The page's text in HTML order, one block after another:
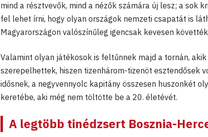
mind a résztvevők, mind a nézők számára új lesz; a
fel lehet írni, hogy olyan országok nemzeti csapatát is
Magyarországon valószínűleg igencsak kevesen
Valamint olyan játékosok is feltűnnek majd a tornán,
szerepelhettek, hiszen tizenhárom-tizenöt esztendősek
idősnek, a negyvennyolc kapitány összesen huszonkét
keretébe, aki még nem töltötte be a 20. életévét.
A legtöbb tinédzsert Bosznia-